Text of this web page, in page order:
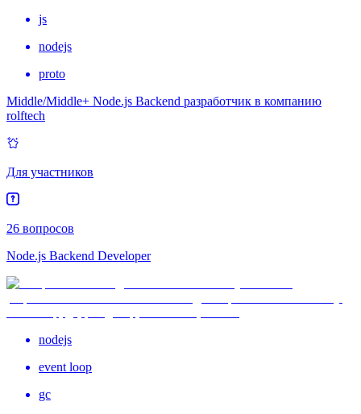
js
nodejs
proto
Middle/Middle+ Node.js Backend разработчик в компанию
rolftech
Для участников
26 вопросов
Node.js Backend Developer
nodejs
event loop
gc